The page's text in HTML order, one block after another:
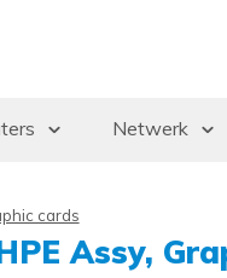
Supply (UPS)
Clients
Netwerk
Switches
cards
Assy,